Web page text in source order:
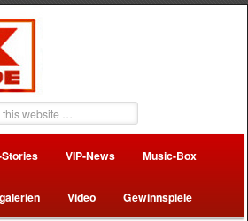
Stories VIP-News Music-Box
Video Gewinnspiele